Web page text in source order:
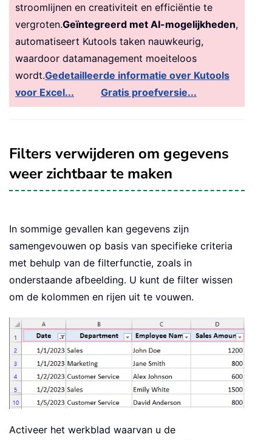
stroomlijnen en creativiteit en efficiëntie te
vergroten.Geïntegreerd met AI-mogelijkheden,
automatiseert Kutools taken nauwkeurig,
waardoor datamanagement moeiteloos
wordt.Gedetailleerde informatie over Kutools
voor Excel...
Gratis proefversie...
Filters verwijderen om gegevens
weer zichtbaar te maken
In sommige gevallen kan gegevens zijn
samengevouwen op basis van specifieke criteria
met behulp van de filterfunctie, zoals in
onderstaande afbeelding. U kunt de filter wissen
om de kolommen en rijen uit te vouwen.
Activeer het werkblad waarvan u de